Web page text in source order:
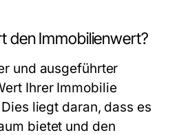
den Immobilienwert?
und ausgeführter
Ihrer Immobilie
liegt daran, dass es
bietet und den